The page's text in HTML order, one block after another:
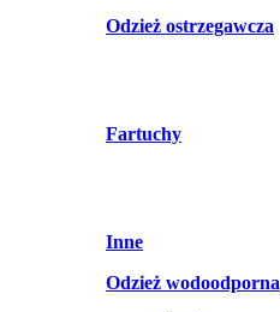
Odzież ostrzegawcza
Fartuchy
Inne
Odzież wodoodporna